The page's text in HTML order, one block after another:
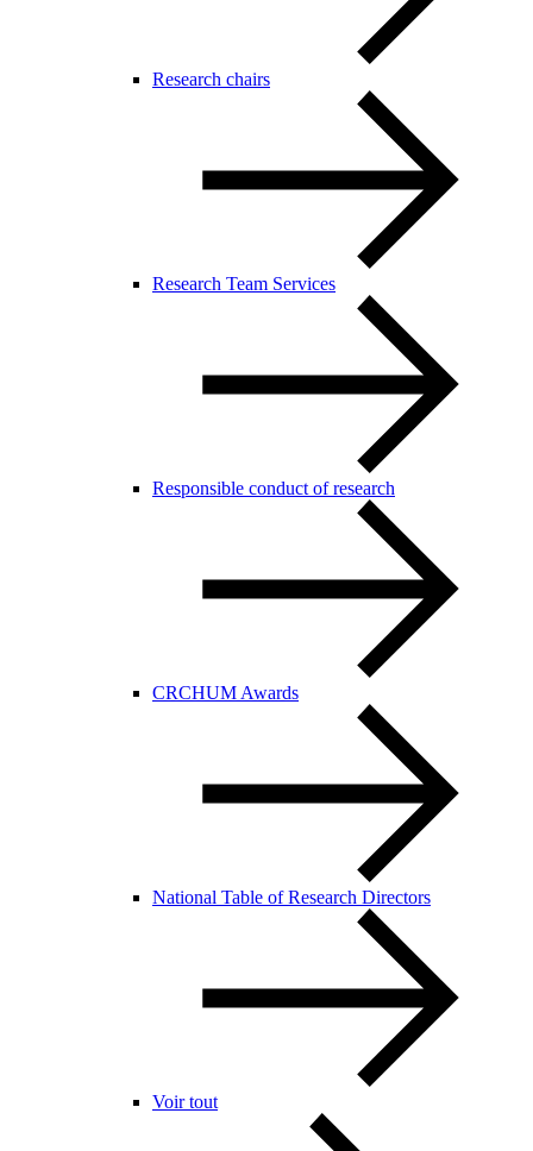
Research chairs
Research Team Services
Responsible conduct of research
CRCHUM Awards
National Table of Research Directors
Voir tout